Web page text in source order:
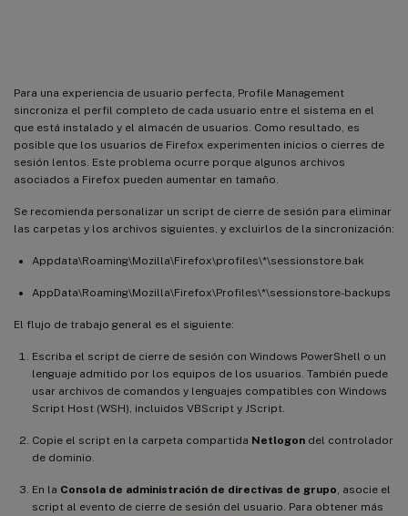
Para una experiencia de usuario perfecta, Profile Management
sincroniza el perfil completo de cada usuario entre el sistema en el
que está instalado y el almacén de usuarios. Como resultado, es
posible que los usuarios de Firefox experimenten inicios o cierres de
sesión lentos. Este problema ocurre porque algunos archivos
asociados a Firefox pueden aumentar en tamaño.
Se recomienda personalizar un script de cierre de sesión para eliminar
las carpetas y los archivos siguientes, y excluirlos de la sincronización:
Appdata\Roaming\Mozilla\Firefox\profiles\*\sessionstore.bak
AppData\Roaming\Mozilla\Firefox\Profiles\*\sessionstore-backups
El flujo de trabajo general es el siguiente:
Escriba el script de cierre de sesión con Windows PowerShell o un
lenguaje admitido por los equipos de los usuarios. También puede
usar archivos de comandos y lenguajes compatibles con Windows
Script Host (WSH), incluidos VBScript y JScript.
Copie el script en la carpeta compartida Netlogon del controlador
de dominio.
En la Consola de administración de directivas de grupo , asocie el
script al evento de cierre de sesión del usuario. Para obtener más